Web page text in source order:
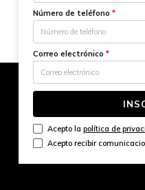
Número de teléfono *
Correo electrónico *
Acepto la política de
Acepto recibir